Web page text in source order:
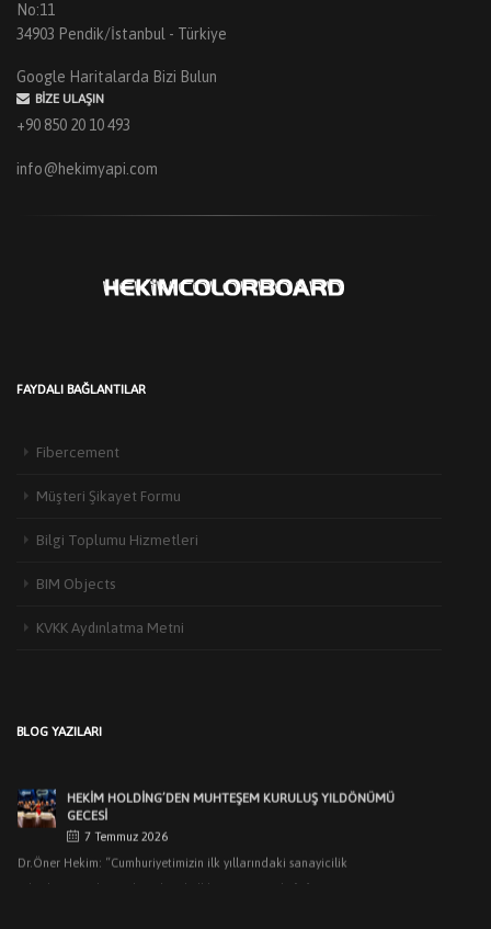
No:11
34903 Pendik/İstanbul - Türkiye
Google Haritalarda Bizi Bulun
BIZE ULAŞIN
+90 850 20 10 493
info@hekimyapi.com
FAYDALI BAĞLANTILAR
Fibercement
Müşteri Şikayet Formu
Bilgi Toplumu Hizmetleri
BIM Objects
KVKK Aydınlatma Metni
BLOG YAZILARI
3 Haziran 2026
,Edirne Mimarlar Odası [...]
HEKIM HOLDING’DEN MUHTEŞEM KURULUŞ YILDÖNÜMÜ
GECESI
7 Temmuz 2026
Dr.Öner Hekim: “Cumhuriyetimizin ilk yıllarındaki sanayicilik
ruhuyla üretimlerimizle pek çok ilklere imza attık. [...]